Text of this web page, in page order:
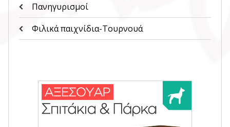
Πανηγυρισμοί
Φιλικά παιχνίδια-Τουρνουά